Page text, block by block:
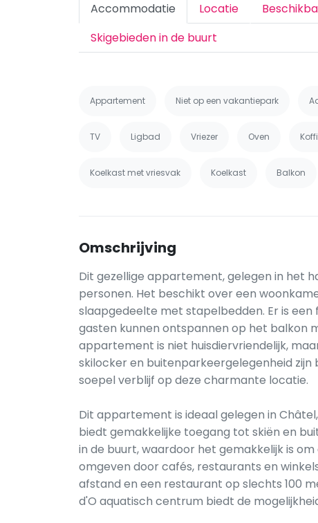
Accommodatie Locatie
Skigebieden in de buurt
Appartement Niet op een vakantiepark
TV Ligbad Vriezer Oven
Koelkast met vriesvak Koelkast Balkon
Omschrijving
Dit gezellige appartement, gelegen in het
personen. Het beschikt over een
slaapgedeelte met stapelbedden. Er is
gasten kunnen ontspannen op het balkon
appartement is niet huisdiervriendelijk,
skilocker en buitenparkeergelegenheid
soepel verblijf op deze charmante locatie.
Dit appartement is ideaal gelegen in
biedt gemakkelijke toegang tot skiën en
in de buurt, waardoor het gemakkelijk is
omgeven door cafés, restaurants en
afstand en een restaurant op slechts 100
d'O aquatisch centrum biedt de